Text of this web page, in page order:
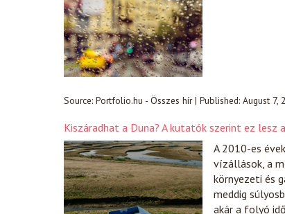
Source: Portfolio.hu - Összes hír| Published: August 7,
Kiszáradhat a Duna? A kutatók szerint ez lesz
A 2010-es
vízállások, a
környezeti és
meddig
akár a folyó